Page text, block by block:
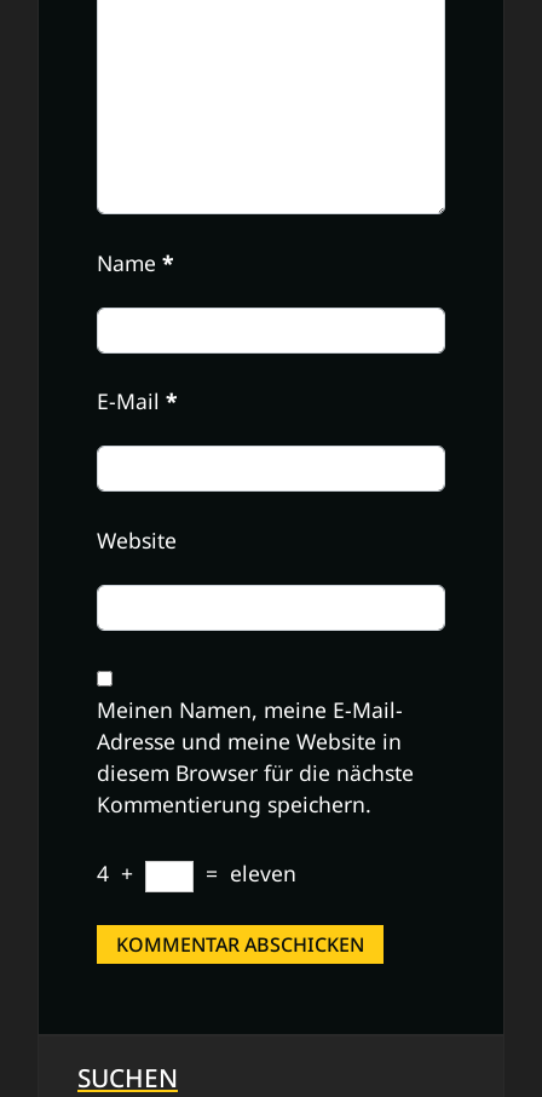
Name *
E-Mail *
Website
Meinen Namen, meine E-Mail-
Adresse und meine Website in
diesem Browser für die nächste
Kommentierung speichern.
4 + = eleven
SUCHEN